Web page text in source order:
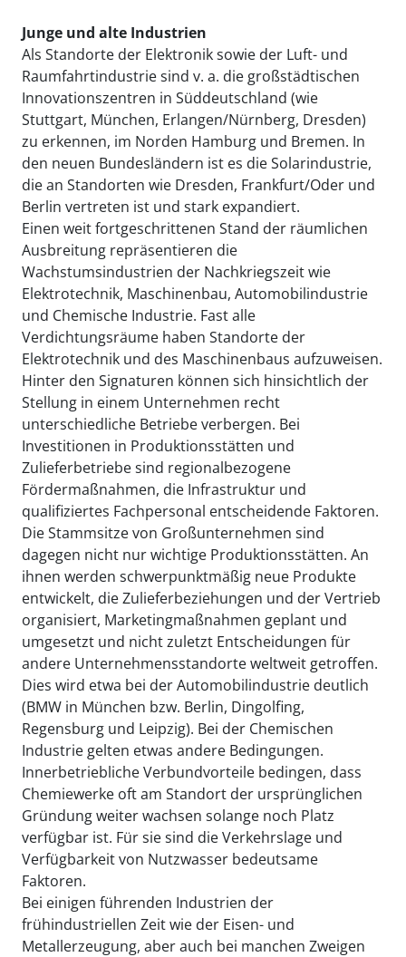
Junge und alte Industrien
Als Standorte der Elektronik sowie der Luft- und
Raumfahrtindustrie sind v. a. die großstädtischen
Innovationszentren in Süddeutschland (wie
Stuttgart, München, Erlangen/Nürnberg, Dresden)
zu erkennen, im Norden Hamburg und Bremen. In
den neuen Bundesländern ist es die Solarindustrie,
die an Standorten wie Dresden, Frankfurt/Oder und
Berlin vertreten ist und stark expandiert.
Einen weit fortgeschrittenen Stand der räumlichen
Ausbreitung repräsentieren die
Wachstumsindustrien der Nachkriegszeit wie
Elektrotechnik, Maschinenbau, Automobilindustrie
und Chemische Industrie. Fast alle
Verdichtungsräume haben Standorte der
Elektrotechnik und des Maschinenbaus aufzuweisen.
Hinter den Signaturen können sich hinsichtlich der
Stellung in einem Unternehmen recht
unterschiedliche Betriebe verbergen. Bei
Investitionen in Produktionsstätten und
Zulieferbetriebe sind regionalbezogene
Fördermaßnahmen, die Infrastruktur und
qualifiziertes Fachpersonal entscheidende Faktoren.
Die Stammsitze von Großunternehmen sind
dagegen nicht nur wichtige Produktionsstätten. An
ihnen werden schwerpunktmäßig neue Produkte
entwickelt, die Zulieferbeziehungen und der Vertrieb
organisiert, Marketingmaßnahmen geplant und
umgesetzt und nicht zuletzt Entscheidungen für
andere Unternehmensstandorte weltweit getroffen.
Dies wird etwa bei der Automobilindustrie deutlich
(BMW in München bzw. Berlin, Dingolfing,
Regensburg und Leipzig). Bei der Chemischen
Industrie gelten etwas andere Bedingungen.
Innerbetriebliche Verbundvorteile bedingen, dass
Chemiewerke oft am Standort der ursprünglichen
Gründung weiter wachsen solange noch Platz
verfügbar ist. Für sie sind die Verkehrslage und
Verfügbarkeit von Nutzwasser bedeutsame
Faktoren.
Bei einigen führenden Industrien der
frühindustriellen Zeit wie der Eisen- und
Metallerzeugung, aber auch bei manchen Zweigen